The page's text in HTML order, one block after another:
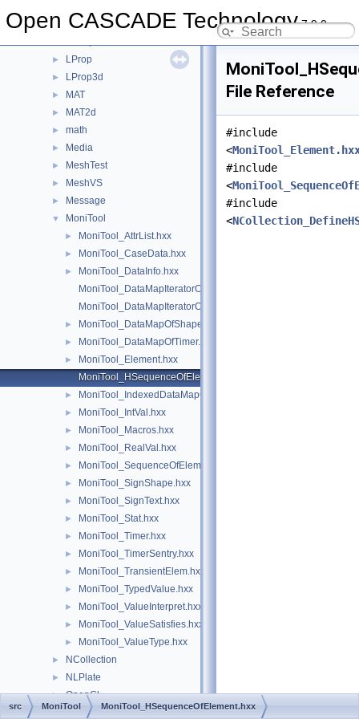
Open CASCADE Technology7.9.0
LocalAnalysis
► LProp
► LProp3d
► MAT
► MAT2d
► math
► Media
► MeshTest
► MeshVS
► Message
▼ MoniTool
► MoniTool_AttrList.hxx
► MoniTool_CaseData.hxx
►
MoniTool_DataInfo.hxx
MoniTool_DataMapIteratorOfDataMapOfShapeTransient.hxx
MoniTool_DataMapIteratorOfDataMapOfTimer.hxx
► MoniTool_DataMapOfShapeTransient.hxx
► MoniTool_DataMapOfTimer.hxx
►
MoniTool_Element.hxx
MoniTool_HSequenceOfElement.hxx
► MoniTool_IndexedDataMapOfShapeTransient.hxx
► MoniTool_IntVal.hxx
► MoniTool_Macros.hxx
► MoniTool_RealVal.hxx
► MoniTool_SequenceOfElement.hxx
► MoniTool_SignShape.hxx
► MoniTool_SignText.hxx
► MoniTool_Stat.hxx
► MoniTool_Timer.hxx
► MoniTool_TimerSentry.hxx
► MoniTool_TransientElem.hxx
► MoniTool_TypedValue.hxx
► MoniTool_ValueInterpret.hxx
► MoniTool_ValueSatisfies.hxx
► MoniTool_ValueType.hxx
► NCollection
► NLPlate
► OpenGl
► OpenGlTest
File Reference
#include
<
#include
<
#include
<
src MoniTool MoniTool_HSequenceOfElement.hxx